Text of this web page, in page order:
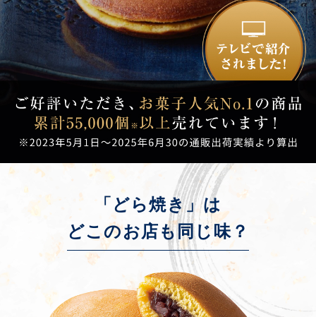
「どら焼き」は
どこのお店も同じ味？